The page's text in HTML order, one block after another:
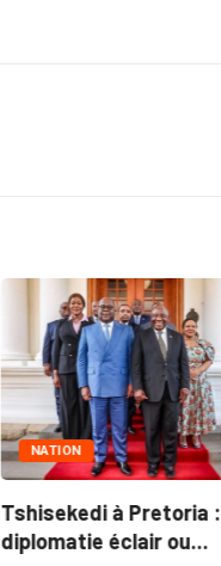
NATION
Tshisekedi à Pretoria :
diplomatie éclair ou...